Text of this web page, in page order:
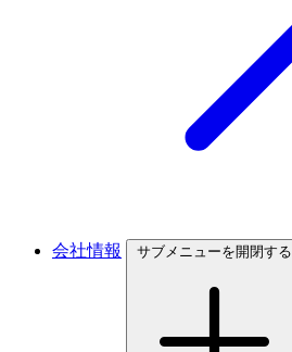
会社情報 サブメニューを開閉する